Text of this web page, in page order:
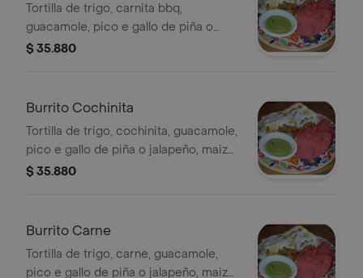
Tortilla de trigo, carnita bbq,
guacamole, pico e gallo de piña o
jalapeño, maiz dulce, cebolla
$ 35.880
Burrito Cochinita
Tortilla de trigo, cochinita, guacamole,
pico e gallo de piña o jalapeño, maiz
dulce, cebolla caramelizada y queso
$ 35.880
Burrito Carne
Tortilla de trigo, carne, guacamole,
pico e gallo de piña o jalapeño, maiz